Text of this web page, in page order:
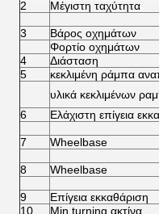
2
Μέγιστη ταχύτητα
3
Βάρος οχημάτων
Φορτίο οχημάτων
4
Διάσταση
5
κεκλιμένη ράμπα
υλικά κεκλιμένων
6
Ελάχιστη επίγεια
7
Wheelbase
8
Wheelbase
9
Επίγεια εκκαθάριση
10
Min.turning ακτίνα